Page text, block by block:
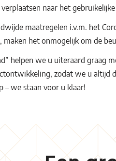
naar het
maatregelen i.v.m. het
maken het onmogelijk om de
helpen we u uiteraard graag
zodat we u altijd
– we staan voor u klaar!